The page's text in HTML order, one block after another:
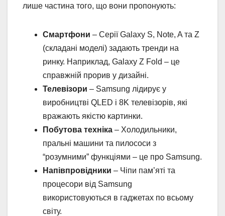
лише частина того, що вони пропонують:
Смартфони – Серії Galaxy S, Note, A та Z
(складані моделі) задають тренди на
ринку. Наприклад, Galaxy Z Fold – це
справжній прорив у дизайні.
Телевізори – Samsung лідирує у
виробництві QLED і 8K телевізорів, які
вражають якістю картинки.
Побутова техніка – Холодильники,
пральні машини та пилососи з
“розумними” функціями – це про Samsung.
Напівпровідники – Чіпи пам’яті та
процесори від Samsung
використовуються в гаджетах по всьому
світу.